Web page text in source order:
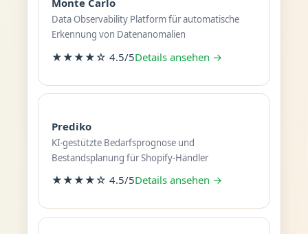
Monte Carlo
Data Observability Platform für automatische
Erkennung von Datenanomalien
★★★★☆ 4.5/5Details ansehen →
Prediko
KI-gestützte Bedarfsprognose und
Bestandsplanung für Shopify-Händler
★★★★☆ 4.5/5Details ansehen →